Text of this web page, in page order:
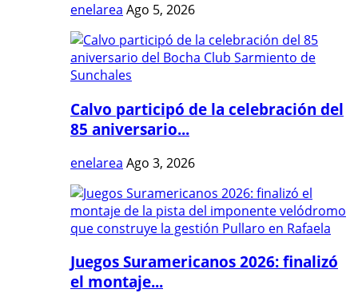
enelarea Ago 5, 2026
Calvo participó de la celebración del
85 aniversario...
enelarea Ago 3, 2026
Juegos Suramericanos 2026: finalizó
el montaje...